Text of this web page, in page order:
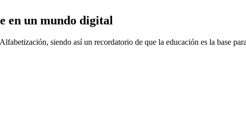
en un mundo digital
siendo así un recordatorio de que la educación es la base